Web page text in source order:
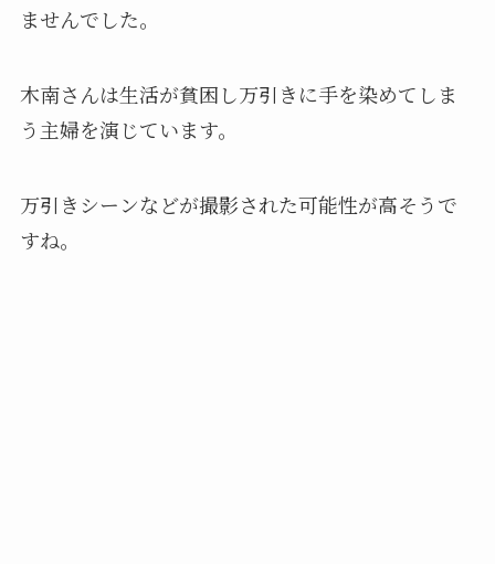
ませんでした。
木南さんは生活が貧困し万引きに手を染めてしま
う主婦を演じています。
万引きシーンなどが撮影された可能性が高そうで
すね。